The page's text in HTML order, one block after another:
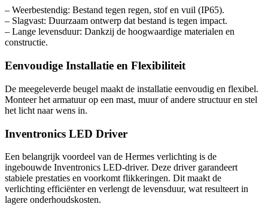
– Weerbestendig: Bestand tegen regen, stof en vuil (IP65).
– Slagvast: Duurzaam ontwerp dat bestand is tegen impact.
– Lange levensduur: Dankzij de hoogwaardige materialen en
constructie.
Eenvoudige Installatie en Flexibiliteit
De meegeleverde beugel maakt de installatie eenvoudig en flexibel.
Monteer het armatuur op een mast, muur of andere structuur en stel
het licht naar wens in.
Inventronics LED Driver
Een belangrijk voordeel van de Hermes verlichting is de
ingebouwde Inventronics LED-driver. Deze driver garandeert
stabiele prestaties en voorkomt flikkeringen. Dit maakt de
verlichting efficiënter en verlengt de levensduur, wat resulteert in
lagere onderhoudskosten.